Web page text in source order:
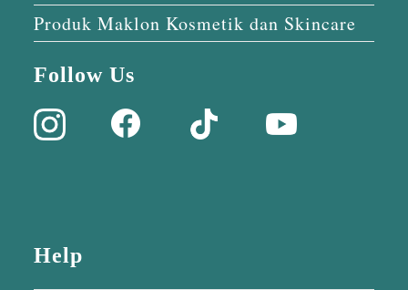
Produk Maklon Kosmetik dan Skincare
Follow Us
Help